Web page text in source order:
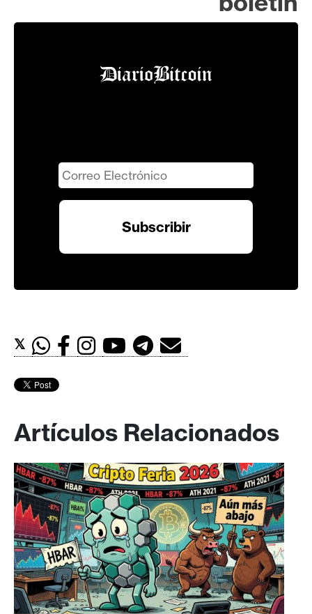
𝕏
Artículos Relacionados